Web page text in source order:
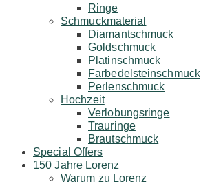
Ringe
Schmuckmaterial
Diamantschmuck
Goldschmuck
Platinschmuck
Farbedelsteinschmuck
Perlenschmuck
Hochzeit
Verlobungsringe
Trauringe
Brautschmuck
Special Offers
150 Jahre Lorenz
Warum zu Lorenz